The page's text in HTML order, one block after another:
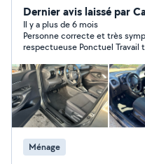
Aspiration du véhicule - Nettoyage des plastiques - Vitre
intérieur 2. Lavage extérieur: - shampoing carrosserie à
la main - Lavage des jantes - vitre extérieur 3. Lavage
intérieur et extérieur 4. prestations annexe, si vous
souhaitez une partie du
shampoing siège et
profondeur...
Dernier avis laissé par
Il y a plus de 6 mois
Personne correcte et très sympathique
respectueuse Ponctuel Travail très soigné À un prix très
Ménage